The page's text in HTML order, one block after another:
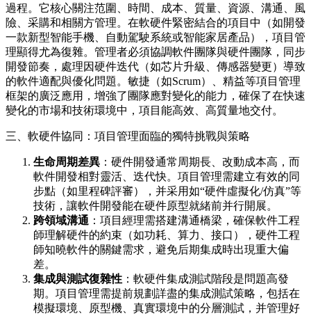
過程。它核心關注范圍、時間、成本、質量、資源、溝通、風
險、采購和相關方管理。在軟硬件緊密結合的項目中（如開發
一款新型智能手機、自動駕駛系統或智能家居產品），項目管
理顯得尤為復雜。管理者必須協調軟件團隊與硬件團隊，同步
開發節奏，處理因硬件迭代（如芯片升級、傳感器變更）導致
的軟件適配與優化問題。敏捷（如Scrum）、精益等項目管理
框架的廣泛應用，增強了團隊應對變化的能力，確保了在快速
變化的市場和技術環境中，項目能高效、高質量地交付。
三、軟硬件協同：項目管理面臨的獨特挑戰與策略
生命周期差異 ：硬件開發通常周期長、改動成本高，而
軟件開發相對靈活、迭代快。項目管理需建立有效的同
步點（如里程碑評審），并采用如“硬件虛擬化/仿真”等
技術，讓軟件開發能在硬件原型就緒前并行開展。
跨領域溝通 ：項目經理需搭建溝通橋梁，確保軟件工程
師理解硬件的約束（如功耗、算力、接口），硬件工程
師知曉軟件的關鍵需求，避免后期集成時出現重大偏
差。
集成與測試復雜性 ：軟硬件集成測試階段是問題高發
期。項目管理需提前規劃詳盡的集成測試策略，包括在
模擬環境、原型機、真實環境中的分層測試，并管理好